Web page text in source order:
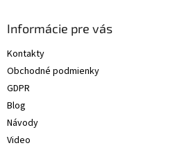
Informácie pre vás
Kontakty
Obchodné podmienky
GDPR
Blog
Návody
Video